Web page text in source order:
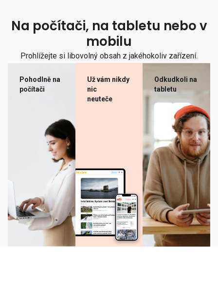
Na počítači, na tabletu nebo v
mobilu
Prohlížejte si libovolný obsah z jakéhokoliv zařízení.
Pohodlně na
počítači
Už vám nikdy
nic
neuteče
Odkudkoli na
tabletu